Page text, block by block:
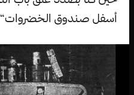
أسفل صندوق